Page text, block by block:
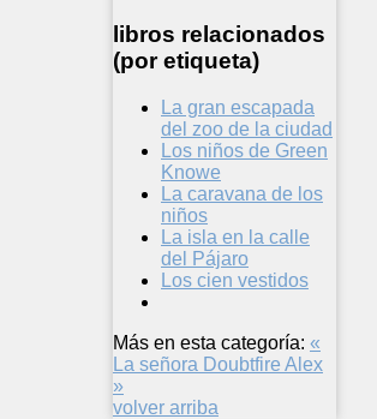
libros relacionados
(por etiqueta)
La gran escapada
del zoo de la ciudad
Los niños de Green
Knowe
La caravana de los
niños
La isla en la calle
del Pájaro
Los cien vestidos
Más en esta categoría: «
La señora Doubtfire Alex
»
volver arriba